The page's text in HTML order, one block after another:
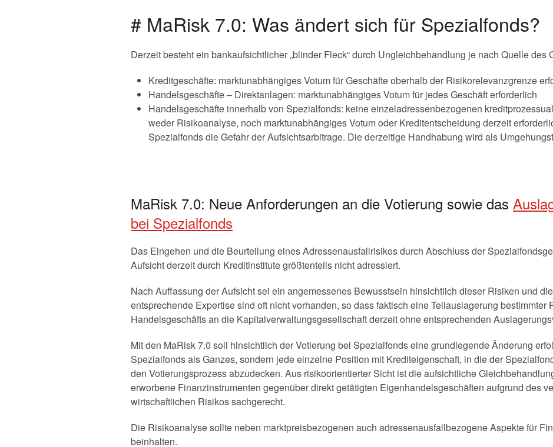
# MaRisk 7.0: Was ändert sich für Spezialfonds?
Derzeit besteht ein bankaufsichtlicher „blinder Fleck“ durch Ungleichbehandlung je nach Quelle des
Kreditgeschäfte: marktunabhängiges Votum für Geschäfte oberhalb der Risikorelevanzgrenze
Handelsgeschäfte – Direktanlagen: marktunabhängiges Votum für jedes Geschäft erforderlich
Handelsgeschäfte innerhalb von Spezialfonds: keine einzeladressenbezogenen
weder Risikoanalyse, noch marktunabhängiges Votum oder Kreditentscheidung derzeit
Spezialfonds die Gefahr der Aufsichtsarbitrage. Die derzeitige Handhabung wird als
MaRisk 7.0: Neue Anforderungen an die Votierung sowie das
bei Spezialfonds
Das Eingehen und die Beurteilung eines Adressenausfallrisikos durch Abschluss der
Aufsicht derzeit durch Kreditinstitute größtenteils nicht adressiert.
Nach Auffassung der Aufsicht sei ein angemessenes Bewusstsein hinsichtlich dieser Risiken und
entsprechende Expertise sind oft nicht vorhanden, so dass faktisch eine Teilauslagerung bestimmter
Handelsgeschäfts an die Kapitalverwaltungsgesellschaft derzeit ohne entsprechenden
Mit den MaRisk 7.0 soll hinsichtlich der Votierung bei Spezialfonds eine grundlegende Änderung
Spezialfonds als Ganzes, sondern jede einzelne Position mit Krediteigenschaft, in die der
den Votierungsprozess abzudecken. Aus risikoorientierter Sicht ist die aufsichtliche
erworbene Finanzinstrumenten gegenüber direkt getätigten Eigenhandelsgeschäften aufgrund des
wirtschaftlichen Risikos sachgerecht.
Die Risikoanalyse sollte neben marktpreisbezogenen auch adressenausfallbezogene Aspekte für
beinhalten.